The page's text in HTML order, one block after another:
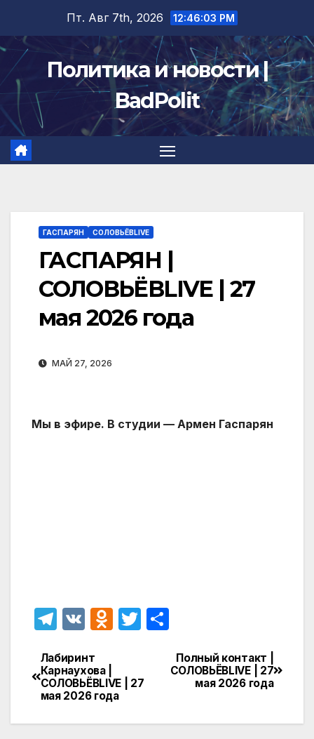
содержимому
Пт. Авг 7th, 2026 12:46:04 PM
Политика и новости |
BadPolit
ГАСПАРЯН СОЛОВЬЁВLIVE
ГАСПАРЯН |
СОЛОВЬЁВLIVE | 27
мая 2026 года
МАЙ 27, 2026
Мы в эфире. В студии — Армен Гаспарян
T
e
gr
a
m
V
O
o
kl
a
T
er
п
в
Навигация
по
записям
Полный контакт |
СОЛОВЬЁВLIVE | 27
мая 2026 года
Лабиринт
Карнаухова |
СОЛОВЬЁВLIVE | 27
мая 2026 года